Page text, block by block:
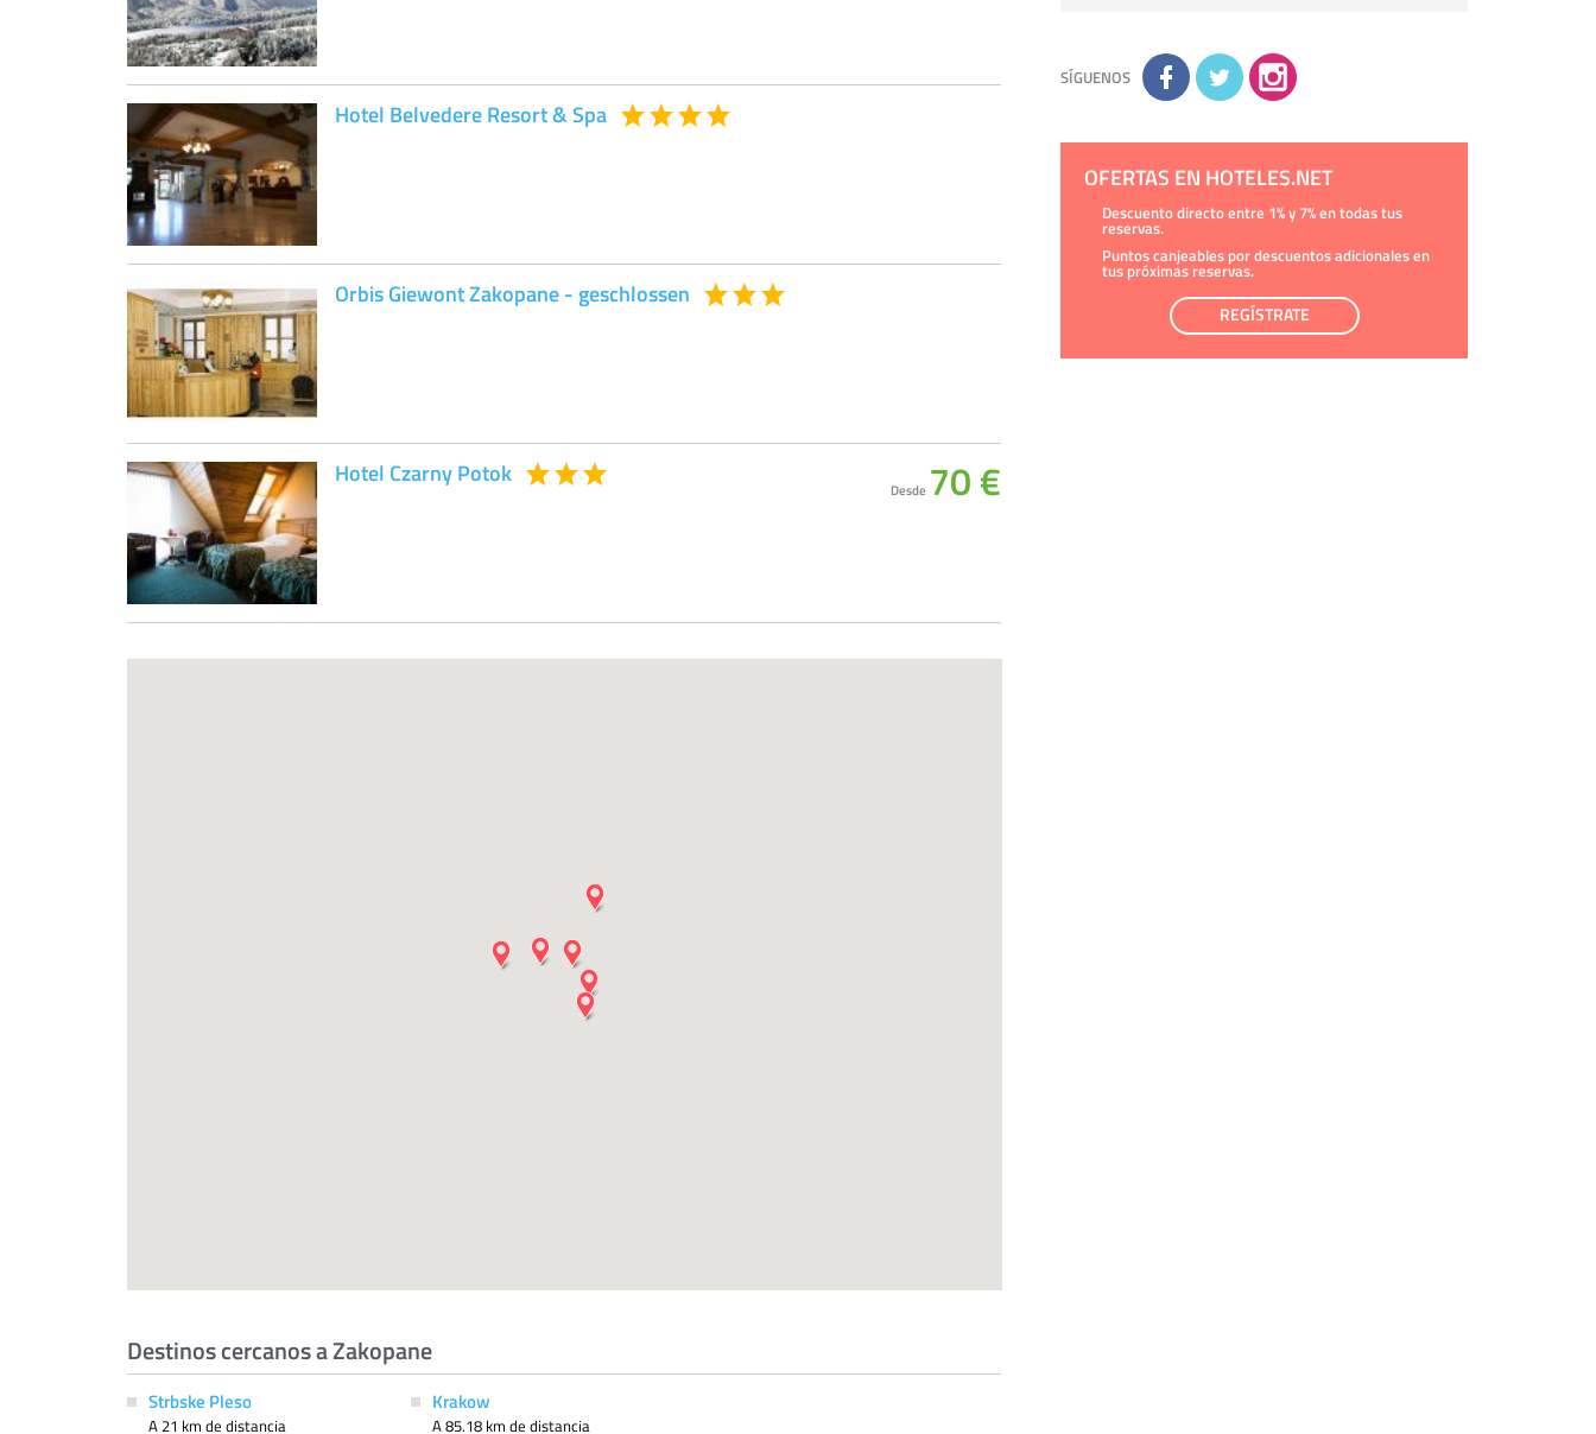
Hotel Belvedere Resort & Spa
Orbis Giewont Zakopane - geschlossen
Hotel Czarny Potok
Desde 70 €
Destinos cercanos a Zakopane
Strbske Pleso
A 21 km de distancia
Krakow
A 85.18 km de distancia
Derechos:tiene derecho a saber qué
información tenemos sobre usted, corregirla y
eliminarla, tal y como se explica en la
información adicional disponible en nuestra
la información adicional y detallada sobre cómo
SÍGUENOS
OFERTAS EN HOTELES.NET
Descuento directo entre 1% y 7% en todas tus
reservas.
Puntos canjeables por descuentos adicionales en
tus próximas reservas.
REGÍSTRATE